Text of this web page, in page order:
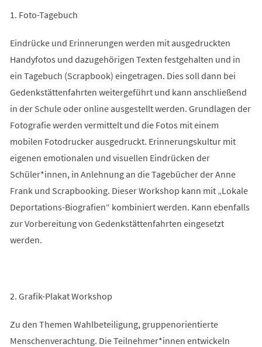
1. Foto-Tagebuch
Eindrücke und Erinnerungen werden mit ausgedruckten
Handyfotos und dazugehörigen Texten festgehalten und in
ein Tagebuch (Scrapbook) eingetragen. Dies soll dann bei
Gedenkstättenfahrten weitergeführt und kann anschließend
in der Schule oder online ausgestellt werden. Grundlagen der
Fotografie werden vermittelt und die Fotos mit einem
mobilen Fotodrucker ausgedruckt. Erinnerungskultur mit
eigenen emotionalen und visuellen Eindrücken der
Schüler*innen, in Anlehnung an die Tagebücher der Anne
Frank und Scrapbooking. Dieser Workshop kann mit „Lokale
Deportations-Biografien“ kombiniert werden. Kann ebenfalls
zur Vorbereitung von Gedenkstättenfahrten eingesetzt
werden.
2. Grafik-Plakat Workshop
Zu den Themen Wahlbeteiligung, gruppenorientierte
Menschenverachtung. Die Teilnehmer*innen entwickeln